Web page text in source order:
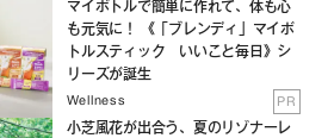
マイボトルで簡単に作れて、体も心
も元気に！ 《「ブレンディ」マイボ
トルスティック いいこと毎日》シ
リーズが誕生
Wellness PR
小芝風花が出合う、夏のリゾナーレ